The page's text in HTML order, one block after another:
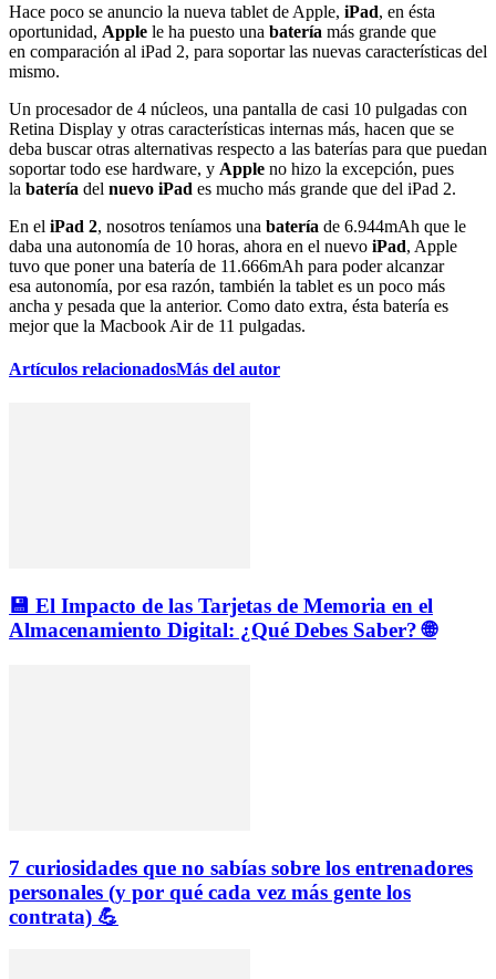
Hace poco se anuncio la nueva tablet de Apple, iPad, en ésta
oportunidad, Apple le ha puesto una batería más grande que
en comparación al iPad 2, para soportar las nuevas características del
mismo.
Un procesador de 4 núcleos, una pantalla de casi 10 pulgadas con
Retina Display y otras características internas más, hacen que se
deba buscar otras alternativas respecto a las baterías para que puedan
soportar todo ese hardware, y Apple no hizo la excepción, pues
la batería del nuevo iPad es mucho más grande que del iPad 2.
En el iPad 2, nosotros teníamos una batería de 6.944mAh que le
daba una autonomía de 10 horas, ahora en el nuevo iPad, Apple
tuvo que poner una batería de 11.666mAh para poder alcanzar
esa autonomía, por esa razón, también la tablet es un poco más
ancha y pesada que la anterior. Como dato extra, ésta batería es
mejor que la Macbook Air de 11 pulgadas.
Artículos relacionadosMás del autor
💾 El Impacto de las Tarjetas de Memoria en el
Almacenamiento Digital: ¿Qué Debes Saber? 🌐
7 curiosidades que no sabías sobre los entrenadores
personales (y por qué cada vez más gente los
contrata) 💪